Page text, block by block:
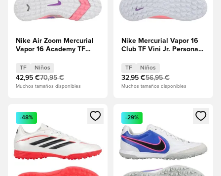
Nike Air Zoom Mercurial
Vapor 16 Academy TF
Pulso al atardecer/Old
Royal Niños
TF Niños
42,95 €70,95 €
Muchos tamaños disponibles
Nike Mercurial Vapor 16
Club TF Vini Jr. Personal
atardecer/Old Royal
Niños
TF Niños
32,95 €56,95 €
Muchos tamaños disponibles
Abre un modal para iniciar sesión o registrarse como
-48%
Abre un modal para iniciar
-29%